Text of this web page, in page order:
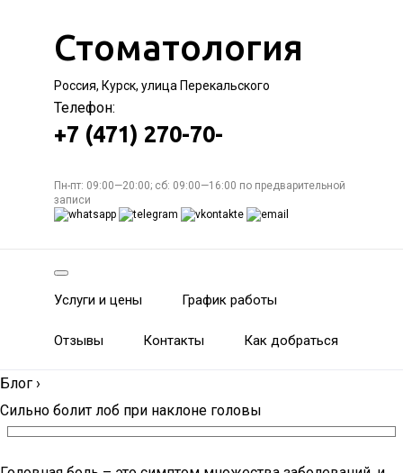
Стоматология
Россия, Курск, улица Перекальского
Телефон:
+7 (471) 270-70-
Пн-пт: 09:00—20:00; сб: 09:00—16:00 по предварительной
записи
Услуги и цены График работы
Отзывы Контакты Как добраться
Блог ›
Сильно болит лоб при наклоне головы